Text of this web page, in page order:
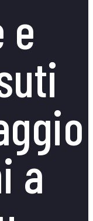
e
a